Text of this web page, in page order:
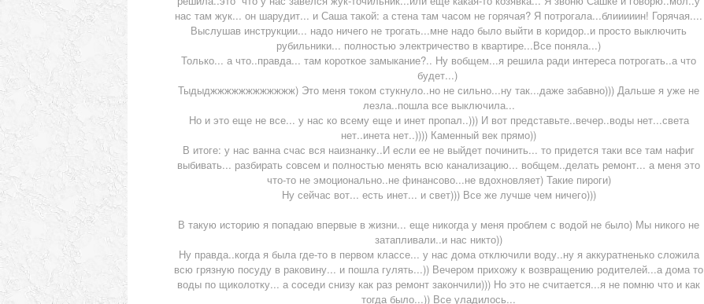
нас там жук... он шарудит... и Саша такой: а стена там часом не горячая? Я потрогала...блииииин! Горячая....
Выслушав инструкции... надо ничего не трогать...мне надо было выйти в коридор..и просто выключить
рубильники... полностью электричество в квартире...Все поняла...)
Только... а что..правда... там короткое замыкание?.. Ну вобщем...я решила ради интереса потрогать..а что
будет...)
Тыдыджжжжжжжжжжжж) Это меня током стукнуло..но не сильно...ну так...даже забавно))) Дальше я уже не
лезла..пошла все выключила...
Но и это еще не все... у нас ко всему еще и инет пропал..))) И вот представьте..вечер..воды нет...света
нет..инета нет..)))) Каменный век прямо))
В итоге: у нас ванна счас вся наизнанку..И если ее не выйдет починить... то придется таки все там нафиг
выбивать... разбирать совсем и полностью менять всю канализацию... вобщем..делать ремонт... а меня это
что-то не эмоционально..не финансово...не вдохновляет) Такие пироги)
Ну сейчас вот... есть инет... и свет))) Все же лучше чем ничего)))
В такую историю я попадаю впервые в жизни... еще никогда у меня проблем с водой не было) Мы никого не
затапливали..и нас никто))
Ну правда..когда я была где-то в первом классе... у нас дома отключили воду..ну я аккуратненько сложила
всю грязную посуду в раковину... и пошла гулять...)) Вечером прихожу к возвращению родителей...а дома то
воды по щиколотку... а соседи снизу как раз ремонт закончили))) Но это не считается...я не помню что и как
тогда было...)) Все уладилось...